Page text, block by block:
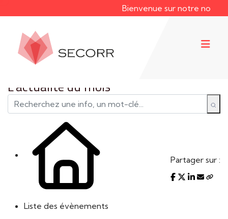
Bienvenue sur notre
L'actualité du mois
Liste des évènements
Partager sur :